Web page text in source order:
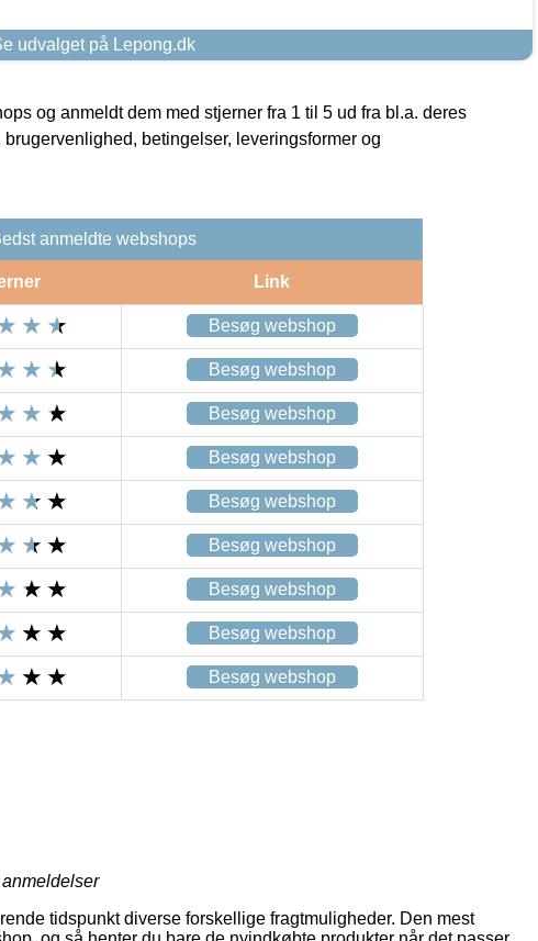
udvalget på Lepong.dk
og anmeldt dem med stjerner fra 1 til 5 ud fra bl.a. deres
betingelser, leveringsformer og
anmeldte webshops
Link
Besøg webshop
Besøg webshop
Besøg webshop
Besøg webshop
Besøg webshop
Besøg webshop
Besøg webshop
Besøg webshop
Besøg webshop
anmeldelser
tidspunkt diverse forskellige fragtmuligheder. Den mest